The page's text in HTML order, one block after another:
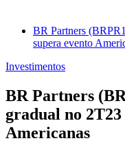
BR Partners
supera evento
Investimentos
BR Partners
gradual no 2T23
Americanas